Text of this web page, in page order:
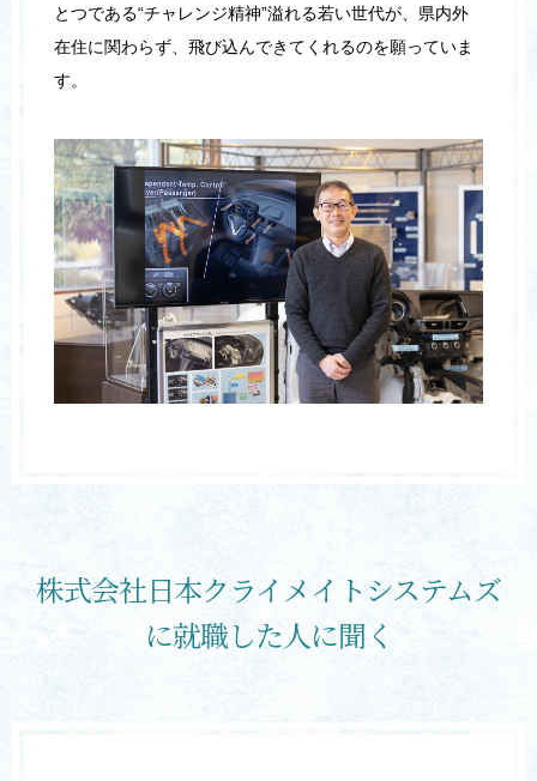
とつである“チャレンジ精神”溢れる若い世代が、県内外
在住に関わらず、飛び込んできてくれるのを願っていま
す。
株式会社日本クライメイトシステムズ
に就職した人に聞く